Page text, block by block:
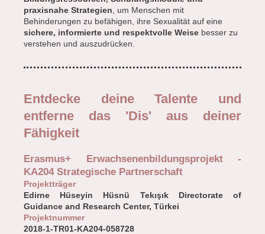
praxisnahe Strategien, um Menschen mit
Behinderungen zu befähigen, ihre Sexualität auf eine
sichere, informierte und respektvolle Weise besser zu
verstehen und auszudrücken.
Entdecke deine Talente und
entferne das 'Dis' aus deiner
Fähigkeit
Erasmus+ Erwachsenenbildungsprojekt -
KA204 Strategische Partnerschaft
Projektträger
Edirne Hüseyin Hüsnü Tekışık Directorate of
Guidance and Research Center, Türkei
Projektnummer
2018-1-TR01-KA204-058728